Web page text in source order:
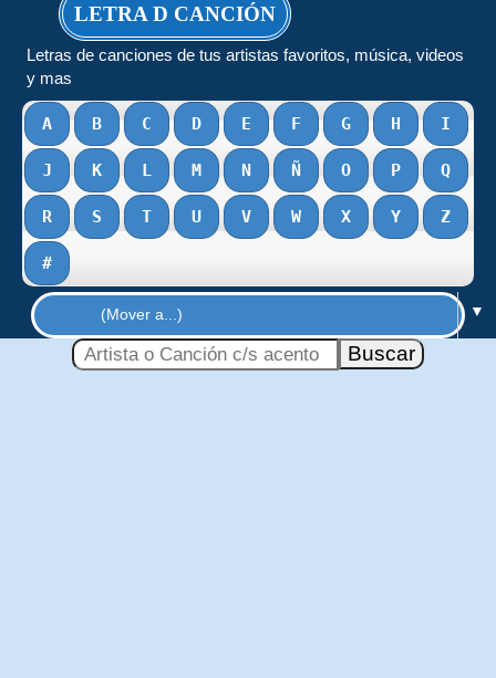
LETRA D CANCIÓN
Letras de canciones de tus artistas favoritos, música, videos
y mas
A B C D E F G H I
J K L M N Ñ O P Q
R S T U V W X Y Z
#
▼